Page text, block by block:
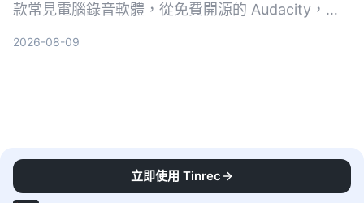
款常見電腦錄音軟體，從免費開源的 Audacity，到
2026-08-09
立即使用 Tinrec